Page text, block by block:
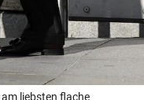
liebsten flache